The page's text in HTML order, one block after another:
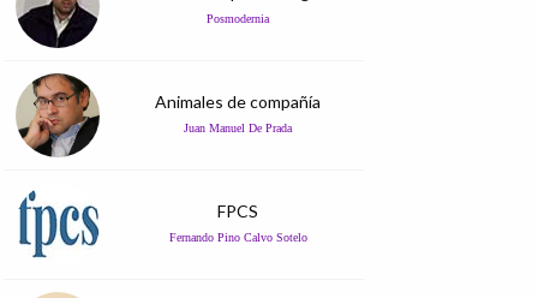
Posmodernia
Animales de compañía
Juan Manuel De Prada
FPCS
Fernando Pino Calvo Sotelo